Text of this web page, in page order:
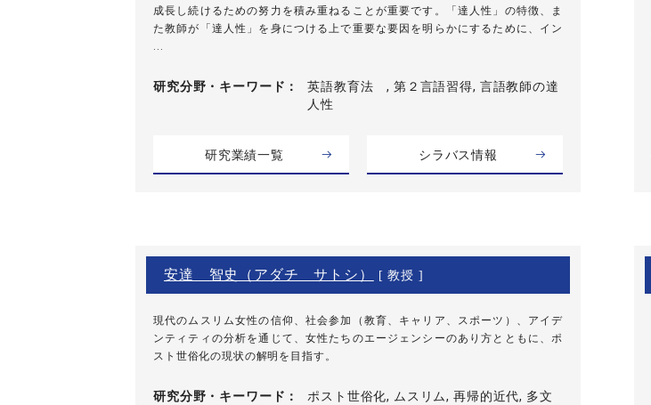
成長し続けるための努力を積み重ねることが重要です。「達人性」の特徴、ま
た教師が「達人性」を身につける上で重要な要因を明らかにするために、イン
研究分野・ キーワード
英語教育法 , 第２言語習得, 言語教師の達
人性
研究業績一覧 シラバス情報
安達 智史（アダチ サトシ） [ 教授 ]
現代のムスリム女性の信仰、社会参加（教育、キャリア、スポーツ）、アイデ
ンティティの分析を通じて、女性たちのエージェンシーのあり方とともに、ポ
スト世俗化の現状の解明を目指す。
研究分野・ キーワード ポスト世俗化, ムスリム, 再帰的近代, 多文